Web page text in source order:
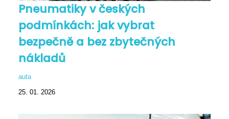
Pneumatiky v českých
podmínkách: jak vybrat
bezpečně a bez zbytečných
nákladů
auta
25. 01. 2026